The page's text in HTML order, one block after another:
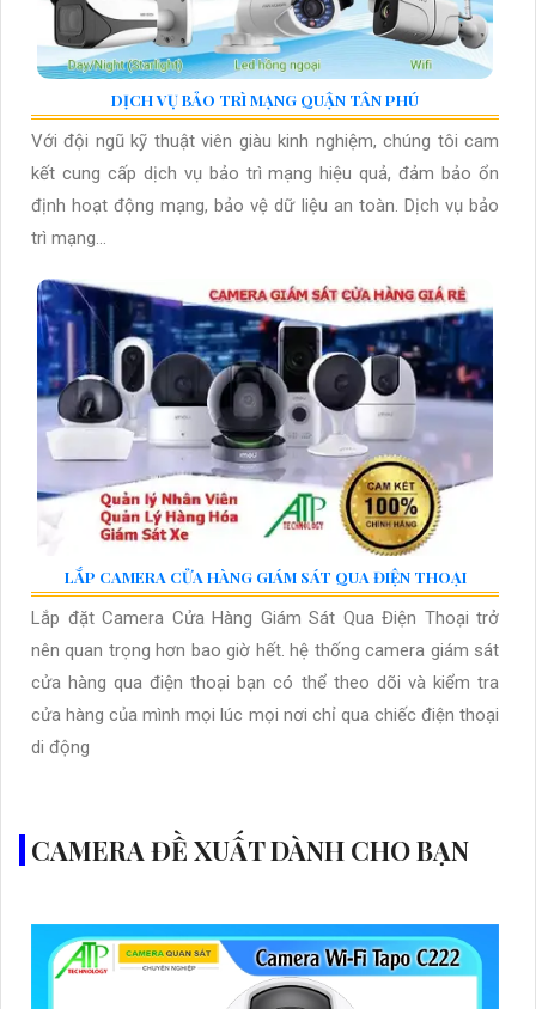
DỊCH VỤ BẢO TRÌ MẠNG QUẬN TÂN PHÚ
Với đội ngũ kỹ thuật viên giàu kinh nghiệm, chúng tôi cam
kết cung cấp dịch vụ bảo trì mạng hiệu quả, đảm bảo ổn
định hoạt động mạng, bảo vệ dữ liệu an toàn. Dịch vụ bảo
trì mạng...
LẮP CAMERA CỬA HÀNG GIÁM SÁT QUA ĐIỆN THOẠI
Lắp đặt Camera Cửa Hàng Giám Sát Qua Điện Thoại trở
nên quan trọng hơn bao giờ hết. hệ thống camera giám sát
cửa hàng qua điện thoại bạn có thể theo dõi và kiểm tra
cửa hàng của mình mọi lúc mọi nơi chỉ qua chiếc điện thoại
di động
CAMERA ĐỀ XUẤT DÀNH CHO BẠN